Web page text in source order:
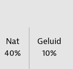
Nat
40%
Geluid
10%